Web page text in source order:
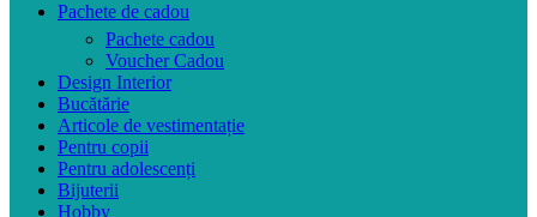
Pachete de cadou
Pachete cadou
Voucher Cadou
Design Interior
Bucătărie
Articole de vestimentație
Pentru copii
Pentru adolescenți
Bijuterii
Hobby